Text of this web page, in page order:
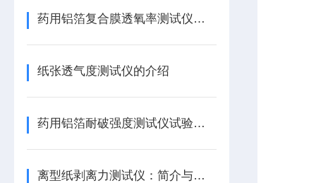
药用铝箔复合膜透氧率测试仪：仪器简介
纸张透气度测试仪的介绍
药用铝箔耐破强度测试仪试验方法
离型纸剥离力测试仪：简介与应用